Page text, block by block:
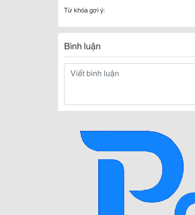
Từ khóa gợi ý:
Bình luận